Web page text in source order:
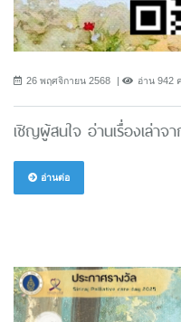
26 พฤศจิกายน 2568 อ่าน 942
เชิญผู้สนใจ อ่านเรื่องเล่าจ
อ่านต่อ